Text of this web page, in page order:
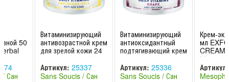
50
Сан
Витаминизирующий
антивозрастной крем
для зрелой кожи 24
мл DAILY VITAMINS
Артикул: 25337
Sans Soucis / Сан
Витаминизирующий
антиоксидантный
подтягивающий крем
ухода 50 мл DAILY
VITAM
Артикул: 25336
Sans Soucis / Сан
Крем-
мл
CREAM
Артикул: